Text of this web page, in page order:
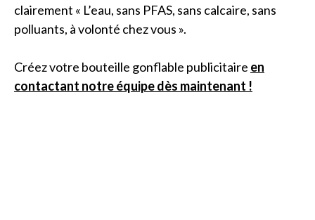
clairement « L’eau, sans PFAS, sans calcaire, sans
polluants, à volonté chez vous ».
Créez votre bouteille gonflable publicitaire en
contactant notre équipe dès maintenant !